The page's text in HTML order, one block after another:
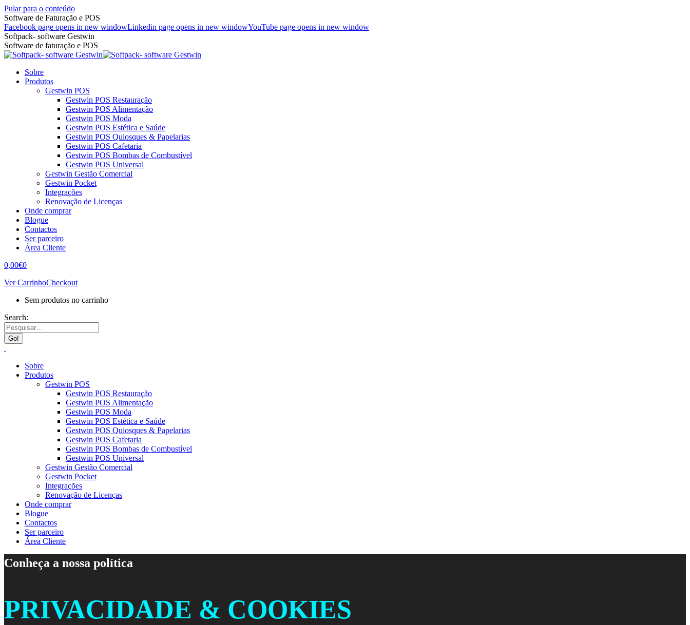
Pular para o conteúdo
Software de Faturação e POS
Facebook page opens in new windowLinkedin page opens in new windowYouTube page opens in new window
Softpack- software Gestwin
Software de faturação e POS
Sobre
Produtos
Gestwin POS
Gestwin POS Restauração
Gestwin POS Alimentação
Gestwin POS Moda
Gestwin POS Estética e Saúde
Gestwin POS Quiosques & Papelarias
Gestwin POS Cafetaria
Gestwin POS Bombas de Combustível
Gestwin POS Universal
Gestwin Gestão Comercial
Gestwin Pocket
Integrações
Renovação de Licenças
Onde comprar
Blogue
Contactos
Ser parceiro
Área Cliente
0,00€0
Ver CarrinhoCheckout
Sem produtos no carrinho
Search:
Sobre
Produtos
Gestwin POS
Gestwin POS Restauração
Gestwin POS Alimentação
Gestwin POS Moda
Gestwin POS Estética e Saúde
Gestwin POS Quiosques & Papelarias
Gestwin POS Cafetaria
Gestwin POS Bombas de Combustível
Gestwin POS Universal
Gestwin Gestão Comercial
Gestwin Pocket
Integrações
Renovação de Licenças
Onde comprar
Blogue
Contactos
Ser parceiro
Área Cliente
Conheça a nossa política
PRIVACIDADE & COOKIES